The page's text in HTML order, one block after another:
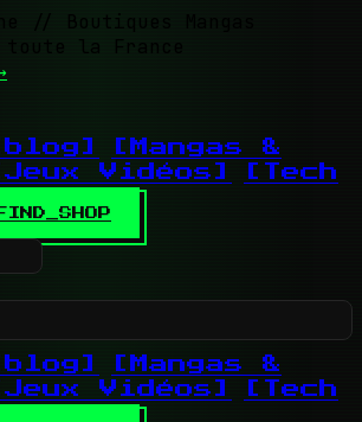
// Boutiques Mangas
toute la France
[Mangas &
Vidéos]
[Tech
[Mangas &
Vidéos]
[Tech